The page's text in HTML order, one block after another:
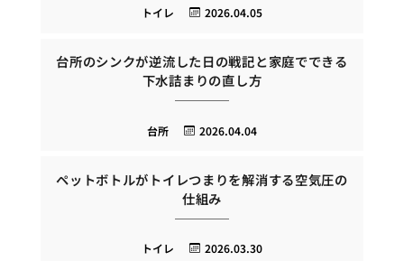
2026.04.05
トイレ
台所のシンクが逆流した日の戦記と家庭でできる
下水詰まりの直し方
2026.04.04
台所
ペットボトルがトイレつまりを解消する空気圧の
仕組み
2026.03.30
トイレ